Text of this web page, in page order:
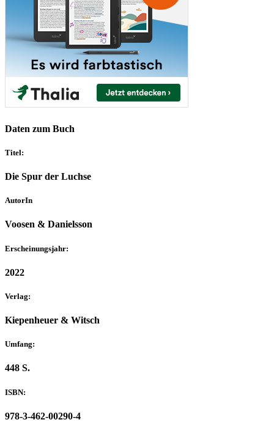
Daten zum Buch
Titel:
Die Spur der Luchse
AutorIn
Voosen & Danielsson
Erscheinungsjahr:
2022
Verlag:
Kiepenheuer & Witsch
Umfang:
448 S.
ISBN:
978-3-462-00290-4